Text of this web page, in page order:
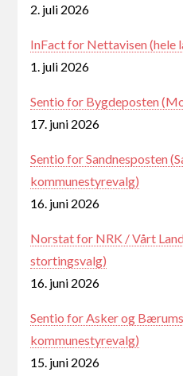
2. juli 2026
InFact for Nettavisen (hele
1. juli 2026
Sentio for Bygdeposten
17. juni 2026
Sentio for Sandnesposten
kommunestyrevalg)
16. juni 2026
Norstat for NRK / Vårt
stortingsvalg)
16. juni 2026
Sentio for Asker og
kommunestyrevalg)
15. juni 2026